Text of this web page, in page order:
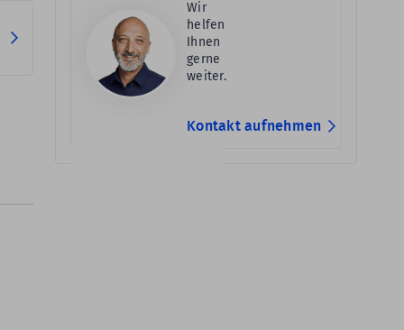
Wir
helfen
Ihnen
gerne
weiter.
Kontakt aufnehmen